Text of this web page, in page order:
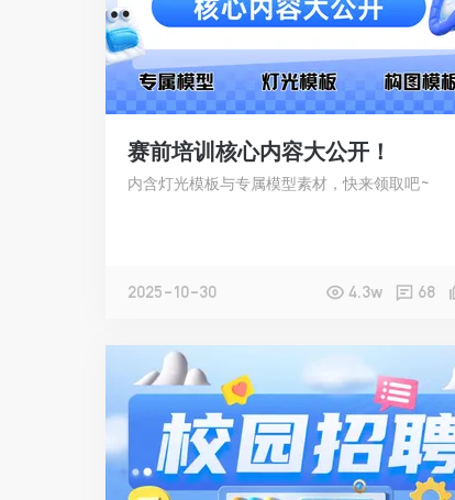
赛前培训核心内容大公开！
内含灯光模板与专属模型素材，快来领取吧~
2025-10-30 4.3w 68